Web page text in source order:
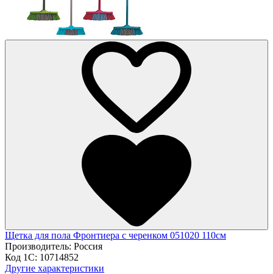
Щетка для пола Фронтиера с черенком 051020 110см
Производитель: Россия
Код 1С: 10714852
Другие характеристики